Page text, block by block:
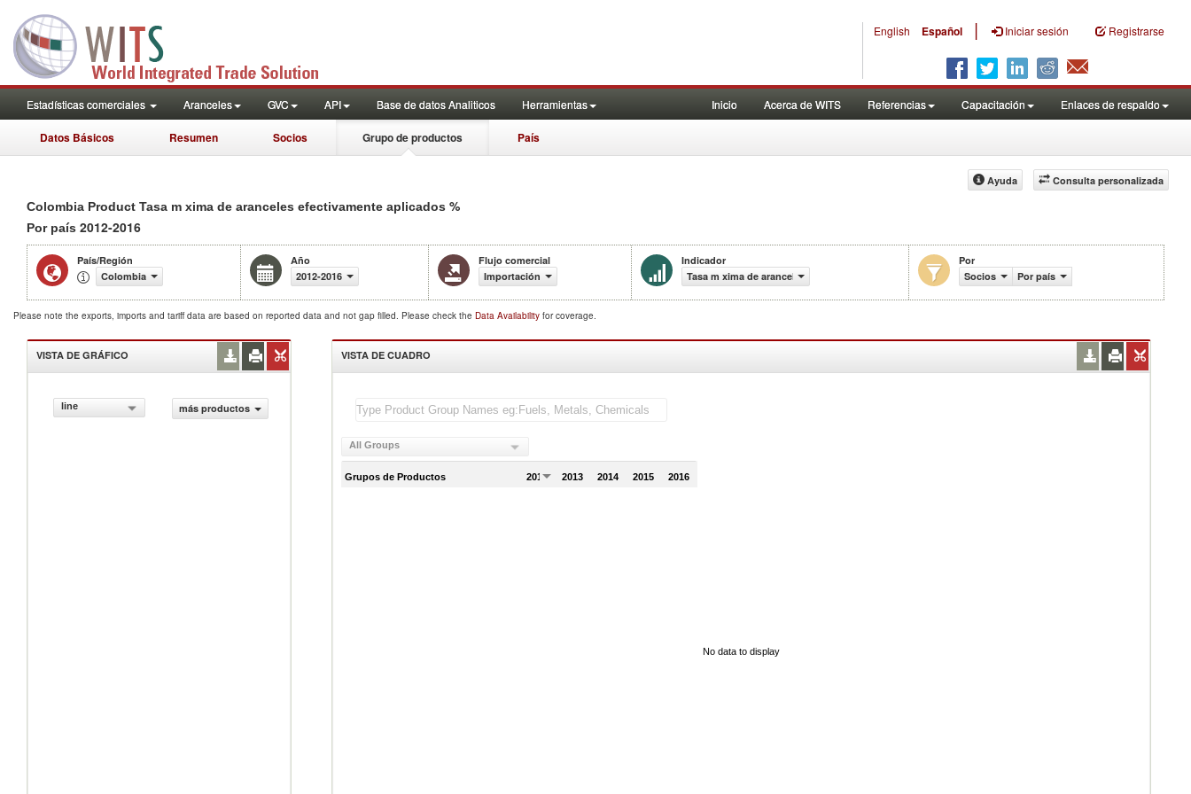
English Español | Iniciar sesión Registrarse
Estadísticas comerciales Aranceles GVC API Base de datos Analiticos Herramientas Inicio Acerca de WITS Referencias Capacitación Enlaces de respaldo
Datos Básicos Resumen Socios Grupo de productos País
Consulta personalizada
Ayuda
Colombia Product Tasa m xima de aranceles efectivamente aplicados %
Por país 2012-2016
País/Región
Colombia
Año
2012-2016
Flujo comercial
Importación
Indicador
Tasa m xima de aranceles efectivamente aplicados (%)
Por
Socios
Por país
Please note the exports, imports and tariff data are based on reported data and not gap filled. Please check the Data Availability for coverage.
VISTA DE GRÁFICO
line más productos
VISTA DE CUADRO
All Groups
Grupos de Productos 2012 2013 2014 2015 2016
No data to display